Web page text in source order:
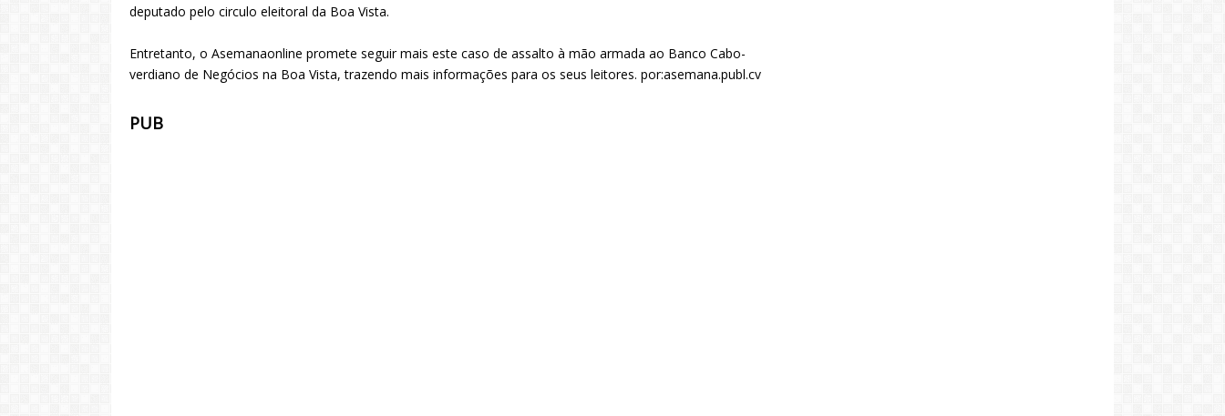
deputado pelo circulo eleitoral da Boa Vista.
Entretanto, o Asemanaonline promete seguir mais este caso de assalto à mão armada ao Banco Cabo-
verdiano de Negócios na Boa Vista, trazendo mais informações para os seus leitores. por:asemana.publ.cv
PUB